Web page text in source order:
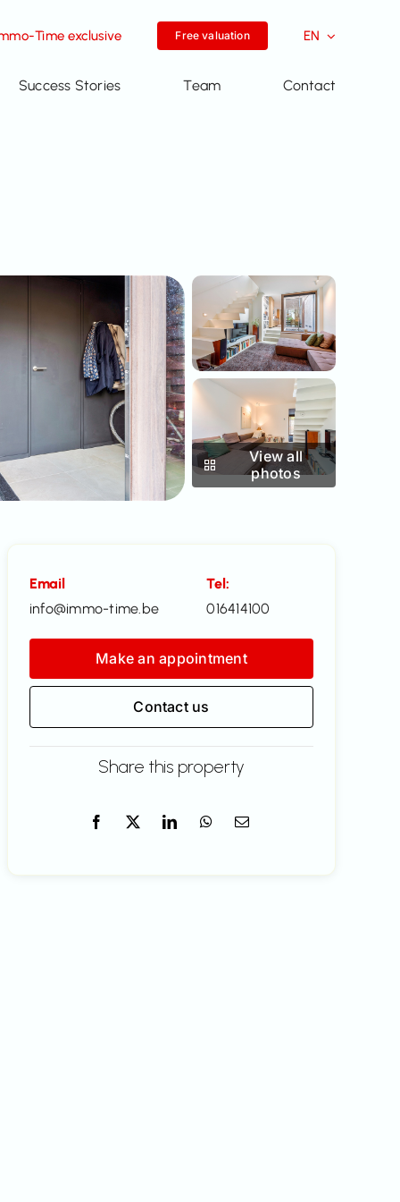
Time exclusive Free valuation EN
Success Stories Team Contact
View all
photos
Email
info@immo-time.be
Tel:
016414100
Make an appointment
Contact us
Share this property